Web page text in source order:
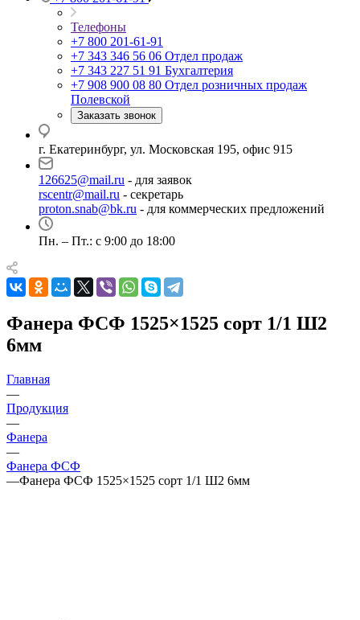
Телефоны
+7 800 201-61-91
+7 343 346 56 06 Отдел продаж
+7 343 227 51 91 Бухгалтерия
+7 908 900 08 80 Отдел розничных продаж
Полевской
Заказать звонок
г. Екатеринбург, ул. Московская 195, офис 915
126625@mail.ru - для заявок
rscentr@mail.ru - секретарь
proton.snab@bk.ru - для коммерческих предложений
Пн. – Пт.: с 9:00 до 18:00
Фанера ФСФ 1525×1525 сорт 1/1 Ш2
6мм
Главная
—
Продукция
—
Фанера
—
Фанера ФСФ
—Фанера ФСФ 1525×1525 сорт 1/1 Ш2 6мм